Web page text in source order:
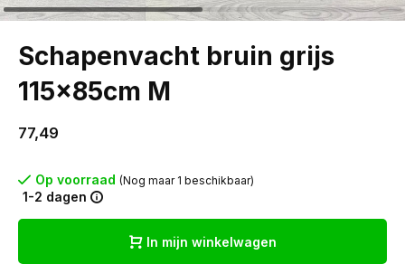
Schapenvacht bruin grijs
115x85cm M
77,49
Op voorraad (Nog maar 1 beschikbaar)
1-2 dagen
In mijn winkelwagen